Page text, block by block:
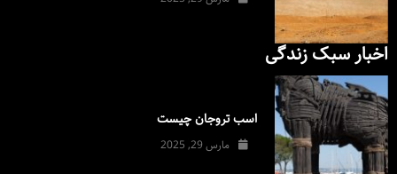
اخبار سبک زندگی
اسب تروجان چیست
مارس 29, 2025